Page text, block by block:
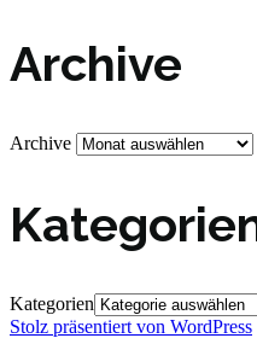
Archive
Archive
Kategorien
Stolz präsentiert von WordPress